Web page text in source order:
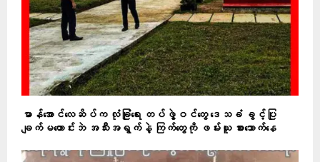
မာန်အောင်လေဆိပ်က လုံခြုံရေး တပ်ဖွဲ့ဝင်တွေ ဒေသခံ ခွင့်ပြု
ချက်မတောင်းဘဲ အသီးအရွက်နဲ့ ​ကြက်တွေကို ဖမ်းယူ ​စားသောက်နေ